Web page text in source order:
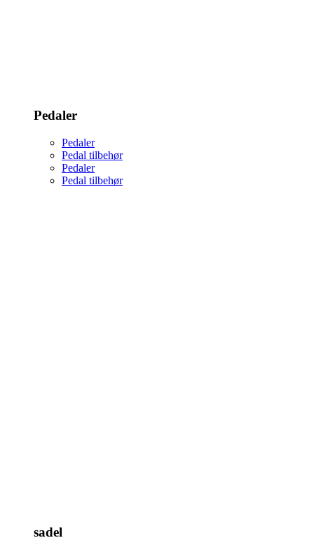
Pedaler
Pedaler
Pedal tilbehør
Pedaler
Pedal tilbehør
sadel